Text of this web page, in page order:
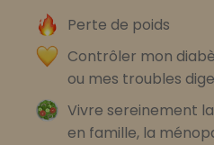
Perte de poids
Contrôler mon
ou mes troubles
Vivre sereinement
en famille, la